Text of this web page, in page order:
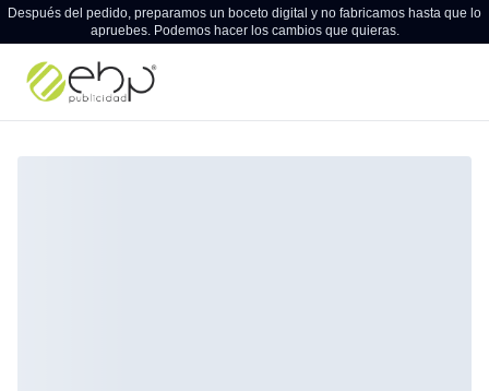
Después del pedido, preparamos un boceto digital y no fabricamos hasta que lo
apruebes. Podemos hacer los cambios que quieras.